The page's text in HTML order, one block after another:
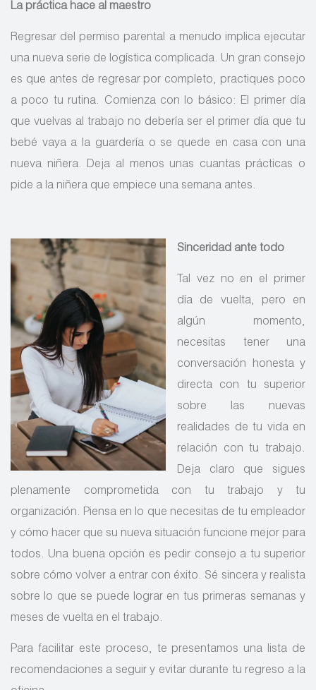
La práctica hace al maestro
Regresar del permiso parental a menudo implica ejecutar
una nueva serie de logística complicada. Un gran consejo
es que antes de regresar por completo, practiques poco
a poco tu rutina. Comienza con lo básico: El primer día
que vuelvas al trabajo no debería ser el primer día que tu
bebé vaya a la guardería o se quede en casa con una
nueva niñera. Deja al menos unas cuantas prácticas o
pide a la niñera que empiece una semana antes.
Sinceridad ante todo
Tal vez no en el primer
día de vuelta, pero en
algún momento,
necesitas tener una
conversación honesta y
directa con tu superior
sobre las nuevas
realidades de tu vida en
relación con tu trabajo.
Deja claro que sigues
plenamente comprometida con tu trabajo y tu
organización. Piensa en lo que necesitas de tu empleador
y cómo hacer que su nueva situación funcione mejor para
todos. Una buena opción es pedir consejo a tu superior
sobre cómo volver a entrar con éxito. Sé sincera y realista
sobre lo que se puede lograr en tus primeras semanas y
meses de vuelta en el trabajo.
Para facilitar este proceso, te presentamos una lista de
recomendaciones a seguir y evitar durante tu regreso a la